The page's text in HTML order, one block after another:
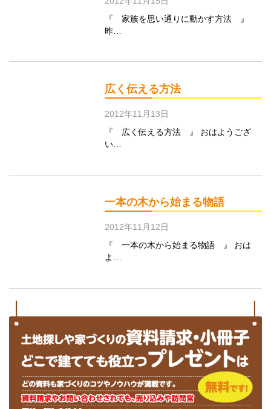
『 家族を思い通りに動かす方法 』
昨…
広く伝える方法
2012年11月13日
『 広く伝える方法 』 おはようござ
い…
一本の木から始まる物語
2012年11月12日
『 一本の木から始まる物語 』 おは
よ…